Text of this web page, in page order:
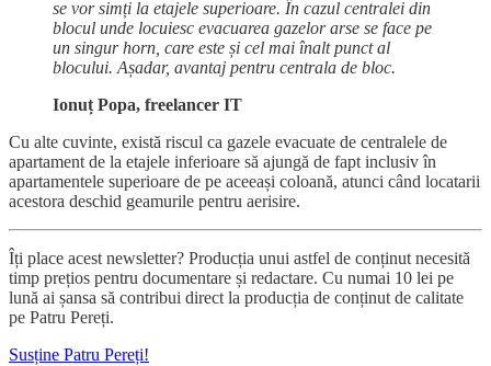
se vor simți la etajele superioare. În cazul centralei din
blocul unde locuiesc evacuarea gazelor arse se face pe
un singur horn, care este și cel mai înalt punct al
blocului. Așadar, avantaj pentru centrala de bloc.
Ionuț Popa, freelancer IT
Cu alte cuvinte, există riscul ca gazele evacuate de centralele de
apartament de la etajele inferioare să ajungă de fapt inclusiv în
apartamentele superioare de pe aceeași coloană, atunci când locatarii
acestora deschid geamurile pentru aerisire.
Îți place acest newsletter? Producția unui astfel de conținut necesită
timp prețios pentru documentare și redactare. Cu numai 10 lei pe
lună ai șansa să contribui direct la producția de conținut de calitate
pe Patru Pereți.
Susține Patru Pereți!